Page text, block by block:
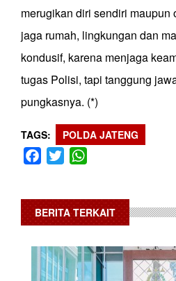
merugikan diri sendiri maupun
jaga rumah, lingkungan dan
kondusif, karena menjaga
tugas Polisi, tapi tanggung
pungkasnya. (*)
TAGS POLDA JATENG
Facebook
Twitter
BERITA TERKAIT